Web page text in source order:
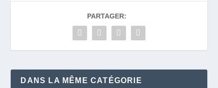
PARTAGER:
DANS LA MÊME CATÉGORIE